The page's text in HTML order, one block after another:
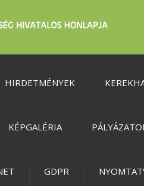
HIRDETMÉNYEK
KÉPGALÉRIA
GDPR